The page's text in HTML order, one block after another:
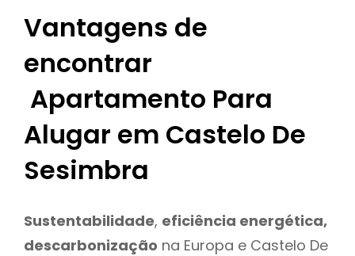
Vantagens de
encontrar
Apartamento Para
Alugar em Castelo De
Sesimbra
Sustentabilidade, eficiência energética,
descarbonização na Europa e Castelo De